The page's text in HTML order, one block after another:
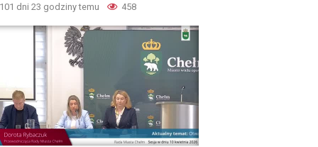
101 dni 23 godziny temu 458